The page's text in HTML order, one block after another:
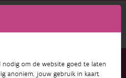
nodig om de website goed te laten
anoniem, jouw gebruik in kaart